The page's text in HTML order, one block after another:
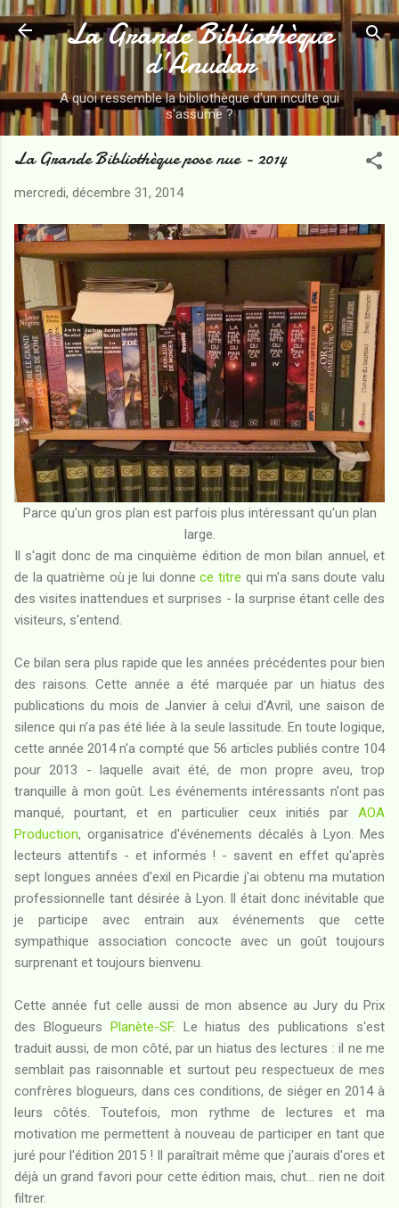
Accéder au contenu principal
La Grande Bibliothèque
d’Anudar
A quoi ressemble la bibliothèque d'un inculte qui
s'assume ?
La Grande Bibliothèque pose nue - 2014
mercredi, décembre 31, 2014
Parce qu'un gros plan est parfois plus intéressant qu'un plan
large.
Il s'agit donc de ma cinquième édition de mon bilan annuel, et
de la quatrième où je lui donnece titre qui m'a sans doute valu
des visites inattendues et surprises - la surprise étant celle des
visiteurs, s'entend.
Ce bilan sera plus rapide que les années précédentes pour bien
des raisons. Cette année a été marquée par un hiatus des
publications du mois de Janvier à celui d'Avril, une saison de
silence qui n'a pas été liée à la seule lassitude. En toute logique,
cette année 2014 n'a compté que 56 articles publiés contre 104
pour 2013 - laquelle avait été, de mon propre aveu, trop
tranquille à mon goût. Les événements intéressants n'ont pas
manqué, pourtant, et en particulier ceux initiés par AOA
Production, organisatrice d'événements décalés à Lyon. Mes
lecteurs attentifs - et informés ! - savent en effet qu'après
sept longues années d'exil en Picardie j'ai obtenu ma mutation
professionnelle tant désirée à Lyon. Il était donc inévitable que
je participe avec entrain aux événements que cette
sympathique association concocte avec un goût toujours
surprenant et toujours bienvenu.
Cette année fut celle aussi de mon absence au Jury du Prix
des Blogueurs Planète-SF. Le hiatus des publications s'est
traduit aussi, de mon côté, par un hiatus des lectures : il ne me
semblait pas raisonnable et surtout peu respectueux de mes
confrères blogueurs, dans ces conditions, de siéger en 2014 à
leurs côtés. Toutefois, mon rythme de lectures et ma
motivation me permettent à nouveau de participer en tant que
juré pour l'édition 2015 ! Il paraîtrait même que j'aurais d'ores et
déjà un grand favori pour cette édition mais, chut... rien ne doit
filtrer.